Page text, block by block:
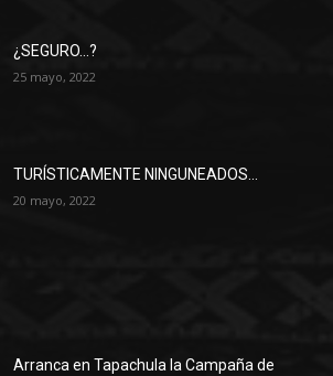
¿SEGURO…?
25 mayo, 2022
TURÍSTICAMENTE NINGUNEADOS…
20 mayo, 2022
Arranca en Tapachula la Campaña de